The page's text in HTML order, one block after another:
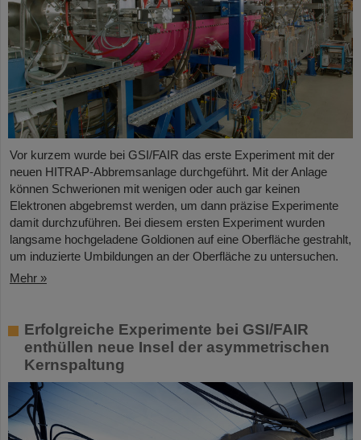
Vor kurzem wurde bei GSI/FAIR das erste Experiment mit der
neuen HITRAP-Abbremsanlage durchgeführt. Mit der Anlage
können Schwerionen mit wenigen oder auch gar keinen
Elektronen abgebremst werden, um dann präzise Experimente
damit durchzuführen. Bei diesem ersten Experiment wurden
langsame hochgeladene Goldionen auf eine Oberfläche gestrahlt,
um induzierte Umbildungen an der Oberfläche zu untersuchen.
Mehr »
Erfolgreiche Experimente bei GSI/FAIR
enthüllen neue Insel der asymmetrischen
Kernspaltung